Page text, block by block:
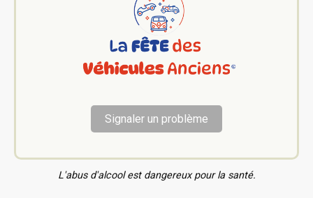
Signaler un problème
L'abus d'alcool est dangereux pour la santé.